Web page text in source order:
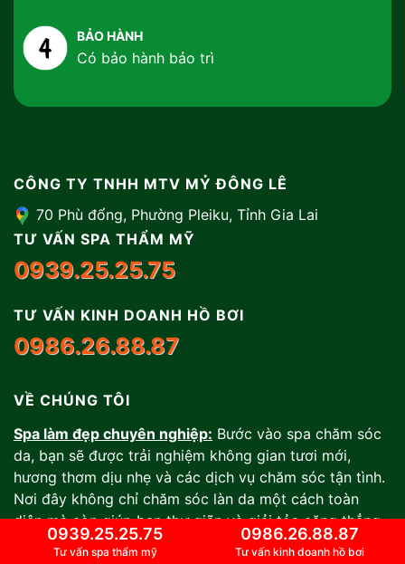
BẢO HÀNH
Có bảo hành bảo trì
CÔNG TY TNHH MTV MỶ ĐÔNG LÊ
70 Phù đổng, Phường Pleiku, Tỉnh Gia Lai
TƯ VẤN SPA THẨM MỸ
0939.25.25.75
TƯ VẤN KINH DOANH HỒ BƠI
0986.26.88.87
VỀ CHÚNG TÔI
Spa làm đẹp chuyên nghiệp: Bước vào spa chăm sóc
da, bạn sẽ được trải nghiệm không gian tươi mới,
hương thơm dịu nhẹ và các dịch vụ chăm sóc tận tình.
Nơi đây không chỉ chăm sóc làn da một cách toàn
diện mà còn giúp bạn thư giãn và giải tỏa căng thẳng.
Thiết kế thi công hồ bơi:
Chúng tôi cung cấp các giải
0939.25.25.75
Tư vấn spa thẩm mỹ
0986.26.88.87
Tư vấn kinh doanh hồ bơi